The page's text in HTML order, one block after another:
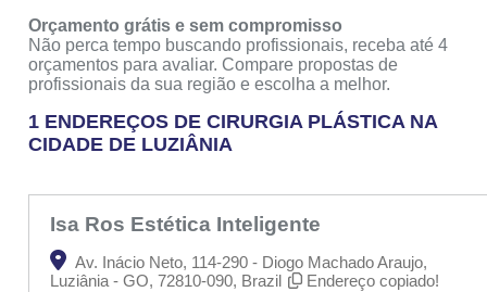
Orçamento grátis e sem compromisso
Não perca tempo buscando profissionais, receba até 4
orçamentos para avaliar. Compare propostas de
profissionais da sua região e escolha a melhor.
1 ENDEREÇOS DE CIRURGIA PLÁSTICA NA
CIDADE DE LUZIÂNIA
Isa Ros Estética Inteligente
Av. Inácio Neto, 114-290 - Diogo Machado Araujo,
Luziânia - GO, 72810-090, Brazil
Endereço copiado!